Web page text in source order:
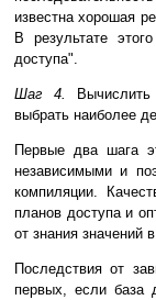
известна хорошая
В результате
доступа".
Шаг 4.
выбрать наиболее
Первые два шага
независимыми и
компиляции.
планов доступа и
от знания значений
Последствия от
первых, если база